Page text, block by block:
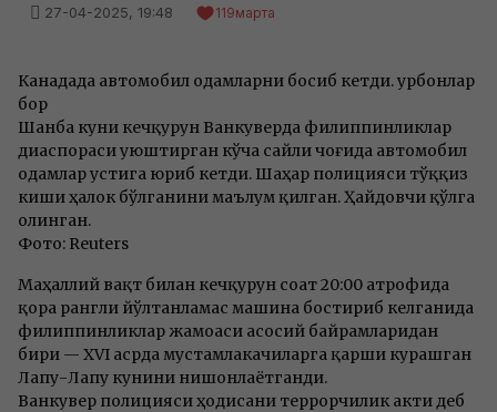
27-04-2025, 19:48 119марта
Канадада автомобил одамларни босиб кетди. Қурбонлар
бор
Шанба куни кечқурун Ванкуверда филиппинликлар
диаспораси уюштирган кўча сайли чоғида автомобил
одамлар устига юриб кетди. Шаҳар полицияси тўққиз
киши ҳалок бўлганини маълум қилган. Ҳайдовчи қўлга
олинган.
Фото: Reuters
Маҳаллий вақт билан кечқурун соат 20:00 атрофида
қора рангли йўлтанламас машина бостириб келганида
филиппинликлар жамоаси асосий байрамларидан
бири — XVI асрда мустамлакачиларга қарши курашган
Лапу-Лапу кунини нишонлаётганди.
Ванкувер полицияси ҳодисани террорчилик акти деб